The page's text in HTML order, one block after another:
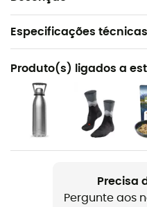
Especificações técnicas
Recomendado para
Caminhada / Trekking /
Nome do produto
Monte D'Oro / Monte
Produto(s) ligados a
Precisa
Pergunte aos